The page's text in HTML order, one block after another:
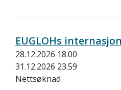
EUGLOHs
28.12.2026 18.00
31.12.2026 23.59
Nettsøknad